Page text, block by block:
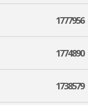
1777956
1774890
1738579